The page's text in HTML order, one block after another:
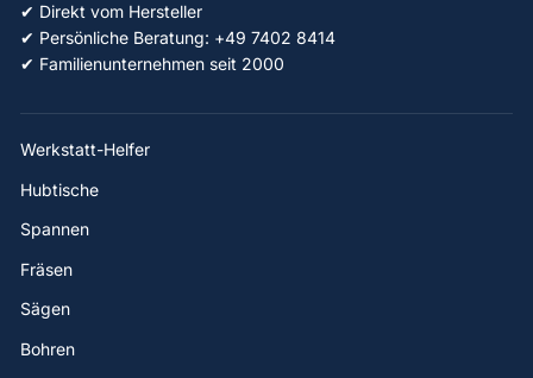
✔ Direkt vom Hersteller
✔ Persönliche Beratung: +49 7402 8414
✔ Familienunternehmen seit 2000
Werkstatt-Helfer
Hubtische
Spannen
Fräsen
Sägen
Bohren